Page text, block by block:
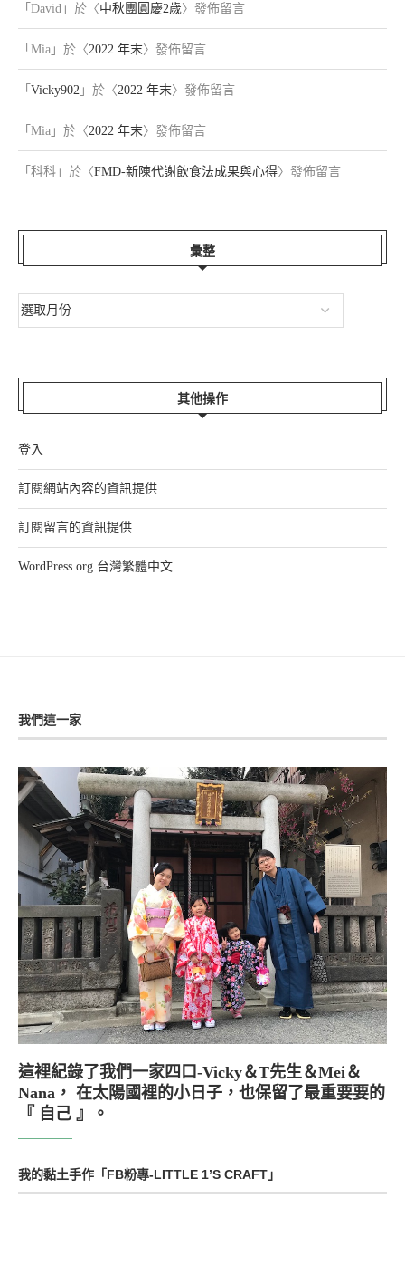
「 David 」於〈中秋團圓慶2歲〉發佈留言
「 Mia 」於〈2022 年末〉發佈留言
「 Vicky902 」於〈2022 年末〉發佈留言
「 Mia 」於〈2022 年末〉發佈留言
「 科科 」於〈FMD-新陳代謝飲食法成果與心得〉發佈留言
彙整
其他操作
登入
訂閱網站內容的資訊提供
訂閱留言的資訊提供
WordPress.org 台灣繁體中文
我們這一家
這裡紀錄了我們一家四口-Vicky＆T先生＆Mei＆
Nana， 在太陽國裡的小日子，也保留了最重要要的
『 自己 』。
我的黏土手作「FB粉專-LITTLE 1’S CRAFT」